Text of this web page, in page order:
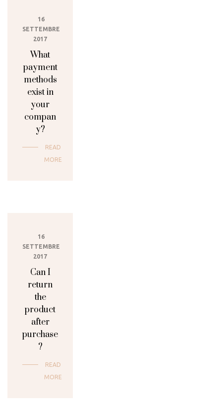
16
SETTEMBRE
2017
What
payment
methods
exist in
your
compan
y?
READ
MORE
16
SETTEMBRE
2017
Can I
return
the
product
after
purchase
?
READ
MORE